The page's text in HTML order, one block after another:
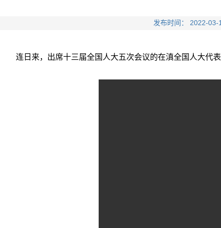
发布时间： 2022-
连日来，出席十三届全国人大五次会议的在滇全国人大代